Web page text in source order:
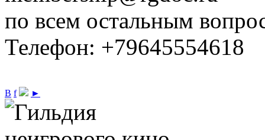
по всем остальным
Телефон: +79645554618
В f ►